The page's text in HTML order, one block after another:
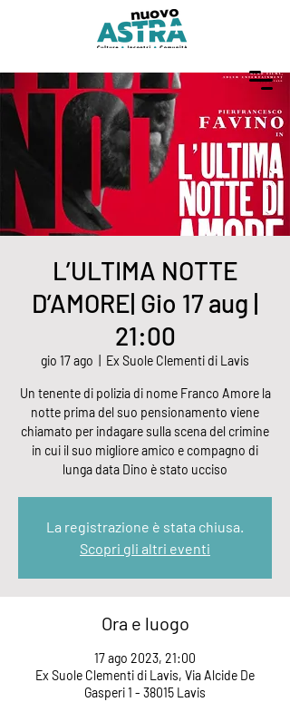
L’ULTIMA NOTTE
D’AMORE| Gio 17 aug |
21:00
gio 17 ago Ex Suole Clementi di Lavis
Un tenente di polizia di nome Franco Amore la
notte prima del suo pensionamento viene
chiamato per indagare sulla scena del crimine
in cui il suo migliore amico e compagno di
lunga data Dino è stato ucciso
La registrazione è stata chiusa.
Scopri gli altri eventi
Ora e luogo
17 ago 2023, 21:00
Ex Suole Clementi di Lavis, Via Alcide De
Gasperi 1 - 38015 Lavis